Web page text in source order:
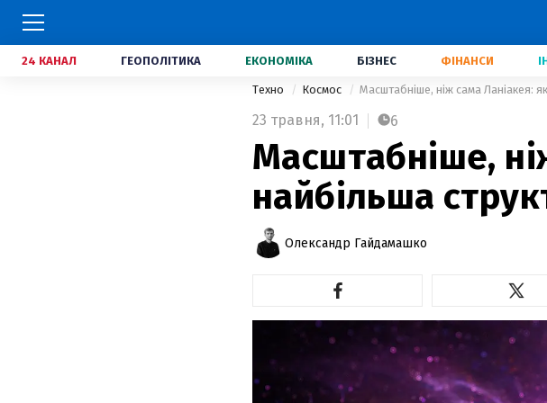
24 КАНАЛ ГЕОПОЛІТИКА ЕКОНОМІКА БІЗНЕС ФІНАНСИ
Техно Космос Масштабніше, ніж сама Ланіакея:
23 травня, 11:01 6
Масштабніше,
найбільша
Олександр Гайдамашко